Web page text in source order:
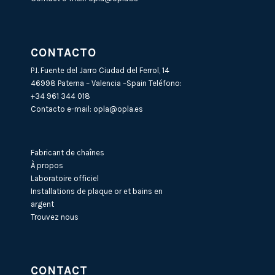
CONTACTO
P.I. Fuente del Jarro Ciudad del Ferrol, 14
46998 Paterna – Valencia –Spain Teléfono:
+34 961 344 018
Contacto e-mail: opla@opla.es
Fabricant de chaînes
À propos
Laboratoire officiel
Installations de plaque or et bains en
argent
Trouvez nous
CONTACT